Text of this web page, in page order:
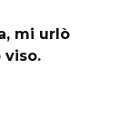
mi urlò
viso.